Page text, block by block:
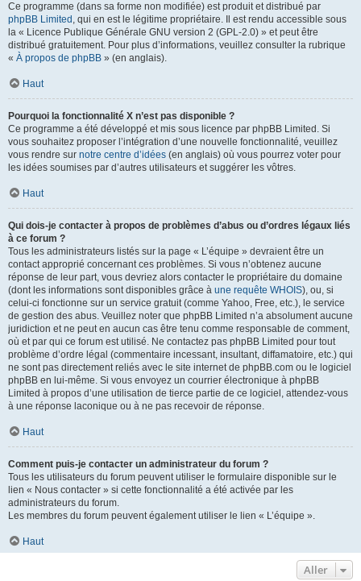
Ce programme (dans sa forme non modifiée) est produit et distribué par
phpBB Limited , qui en est le légitime propriétaire. Il est rendu accessible sous
la « Licence Publique Générale GNU version 2 (GPL-2.0) » et peut être
distribué gratuitement. Pour plus d’informations, veuillez consulter la rubrique
« À propos de phpBB » (en anglais).
Haut
Pourquoi la fonctionnalité X n’est pas disponible ?
Ce programme a été développé et mis sous licence par phpBB Limited. Si
vous souhaitez proposer l’intégration d’une nouvelle fonctionnalité, veuillez
vous rendre sur notre centre d’idées (en anglais) où vous pourrez voter pour
les idées soumises par d’autres utilisateurs et suggérer les vôtres.
Haut
Qui dois-je contacter à propos de problèmes d’abus ou d’ordres légaux liés
à ce forum ?
Tous les administrateurs listés sur la page « L’équipe » devraient être un
contact approprié concernant ces problèmes. Si vous n’obtenez aucune
réponse de leur part, vous devriez alors contacter le propriétaire du domaine
(dont les informations sont disponibles grâce à une requête WHOIS), ou, si
celui-ci fonctionne sur un service gratuit (comme Yahoo, Free, etc.), le service
de gestion des abus. Veuillez noter que phpBB Limited n’a absolument aucune
juridiction et ne peut en aucun cas être tenu comme responsable de comment,
où et par qui ce forum est utilisé. Ne contactez pas phpBB Limited pour tout
problème d’ordre légal (commentaire incessant, insultant, diffamatoire, etc.) qui
ne sont pas directement reliés avec le site internet de phpBB.com ou le logiciel
phpBB en lui-même. Si vous envoyez un courrier électronique à phpBB
Limited à propos d’une utilisation de tierce partie de ce logiciel, attendez-vous
à une réponse laconique ou à ne pas recevoir de réponse.
Haut
Comment puis-je contacter un administrateur du forum ?
Tous les utilisateurs du forum peuvent utiliser le formulaire disponible sur le
lien « Nous contacter » si cette fonctionnalité a été activée par les
administrateurs du forum.
Les membres du forum peuvent également utiliser le lien « L’équipe ».
Haut
Aller